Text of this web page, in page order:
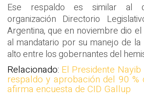
Ese respaldo es similar al
organización Directorio
Argentina, que en noviembre dio
al mandatario por su manejo de la
alto entre los gobernantes del
Relacionado: El Presidente
respaldo y aprobación del 90 %
afirma encuesta de CID Gallup